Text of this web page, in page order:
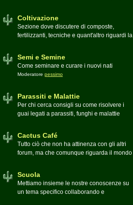
Coltivazione
Sezione dove discutere di composte,
fertilizzanti, tecniche e quant'altro riguardi la
Semi e Semine
Come seminare e curare i nuovi nati
Moderatore pessimo
Parassiti e Malattie
Per chi cerca consigli su come risolvere i
guai legati a parassiti, funghi e malattie
Cactus Café
Tutto ciò che non ha attinenza con gli altri
forum, ma che comunque riguarda il mondo
Moderatore
Scuola
Mettiamo insieme le nostre conoscenze su
un tema specifico collaborando e